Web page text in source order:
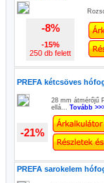
-8%
-15%
250 db felett
PREFA kétcsöves
28 mm átmérőjű
ellá... Tovább
-21%
PREFA sarokelem